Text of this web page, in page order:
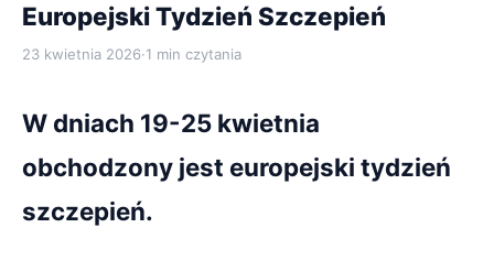
Europejski Tydzień Szczepień
23 kwietnia 2026·1 min czytania
W dniach 19-25 kwietnia
obchodzony jest europejski tydzień
szczepień.